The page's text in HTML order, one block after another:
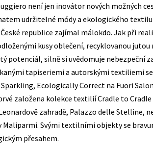
není jen inovátor nových možných
udržitelné módy a ekologického textilu
republice zajímal málokdo. Jak při
kusy oblečení, recyklovanou
potenciál, silně si uvědomuje nebezpeční
tapiseriemi a autorskými textiliemi se
Sparkling, Ecologically Correct na Fuori
založena kolekce textilií Cradle to
zahradě, Palazzo delle Stelline,
Maliparmi. Svými textilními objekty se
přesahem.